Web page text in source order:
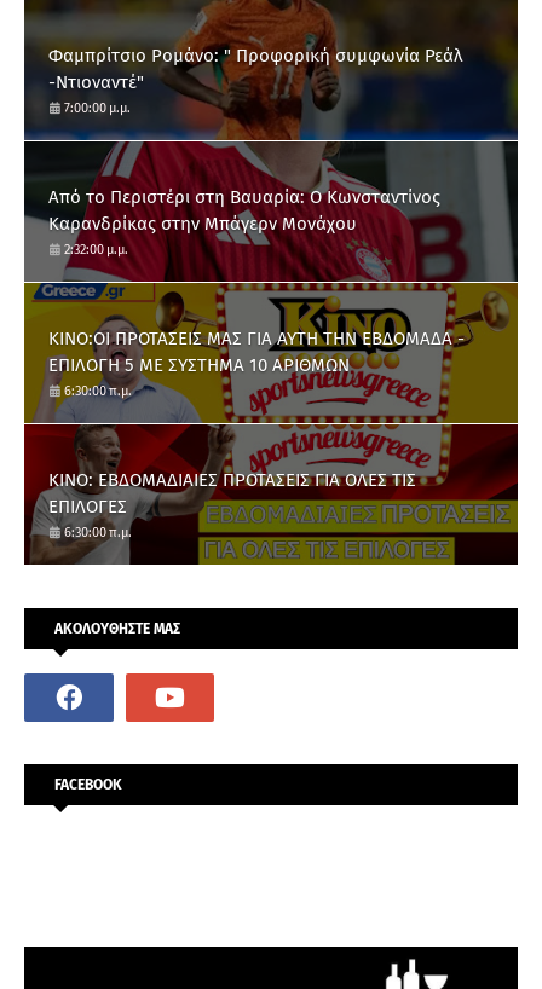
Φαμπρίτσιο Ρομάνο: " Προφορική συμφωνία Ρεάλ
-Ντιοναντέ"
7:00:00 μ.μ.
Από το Περιστέρι στη Βαυαρία: O Κωνσταντίνος
Καρανδρίκας στην Μπάγερν Μονάχου
2:32:00 μ.μ.
ΚΙΝΟ:ΟΙ ΠΡΟΤΑΣΕΙΣ ΜΑΣ ΓΙΑ ΑΥΤΗ ΤΗΝ ΕΒΔΟΜΑΔΑ -
ΕΠΙΛΟΓΗ 5 ΜΕ ΣΥΣΤΗΜΑ 10 ΑΡΙΘΜΩΝ
6:30:00 π.μ.
ΚΙΝΟ: ΕΒΔΟΜΑΔΙΑΙΕΣ ΠΡΟΤΑΣΕΙΣ ΓΙΑ ΟΛΕΣ ΤΙΣ
ΕΠΙΛΟΓΕΣ
6:30:00 π.μ.
ΑΚΟΛΟΥΘΗΣΤΕ ΜΑΣ
FACEBOOK